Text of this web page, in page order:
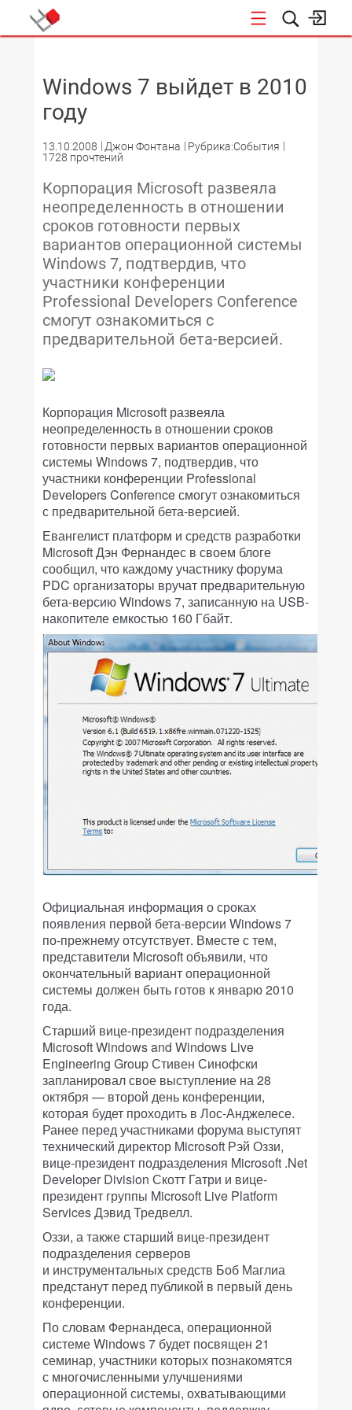
Windows 7 выйдет в 2010
году
13.10.2008 Джон Фонтана
Рубрика:События
1728 прочтений
Корпорация Microsoft развеяла
неопределенность в отношении
сроков готовности первых
вариантов операционной системы
Windows 7, подтвердив, что
участники конференции
Professional Developers Conference
смогут ознакомиться с
предварительной бета-версией.
Корпорация Microsoft развеяла
неопределенность в отношении сроков
готовности первых вариантов операционной
системы Windows 7, подтвердив, что
участники конференции Professional
Developers Conference смогут ознакомиться
с предварительной бета-версией.
Евангелист платформ и средств разработки
Microsoft Дэн Фернандес в своем блоге
сообщил, что каждому участнику форума
PDC организаторы вручат предварительную
бета-версию Windows 7, записанную на USB-
накопителе емкостью 160 Гбайт.
Официальная информация о сроках
появления первой бета-версии Windows 7
по-прежнему отсутствует. Вместе с тем,
представители Microsoft объявили, что
окончательный вариант операционной
системы должен быть готов к январю 2010
года.
Старший вице-президент подразделения
Microsoft Windows and Windows Live
Engineering Group Стивен Синофски
запланировал свое выступление на 28
октября — второй день конференции,
которая будет проходить в Лос-Анджелесе.
Ранее перед участниками форума выступят
технический директор Microsoft Рэй Оззи,
вице-президент подразделения Microsoft .Net
Developer Division Скотт Гатри и вице-
президент группы Microsoft Live Platform
Services Дэвид Тредвелл.
Оззи, а также старший вице-президент
подразделения серверов
и инструментальных средств Боб Маглиа
предстанут перед публикой в первый день
конференции.
По словам Фернандеса, операционной
системе Windows 7 будет посвящен 21
семинар, участники которых познакомятся
с многочисленными улучшениями
операционной системы, охватывающими